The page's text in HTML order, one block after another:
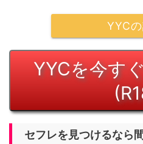
YYC
YYCを今す
セフレを見つけるなら